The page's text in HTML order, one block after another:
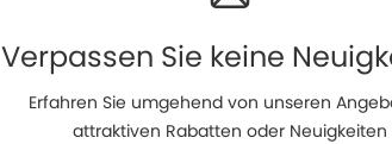
Verpassen Sie keine
Erfahren Sie umgehend von unseren
attraktiven Rabatten oder Neuigkeiten